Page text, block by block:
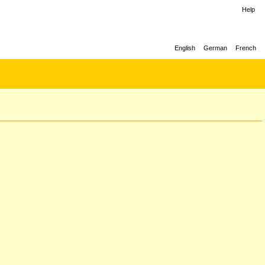
Help
English German French